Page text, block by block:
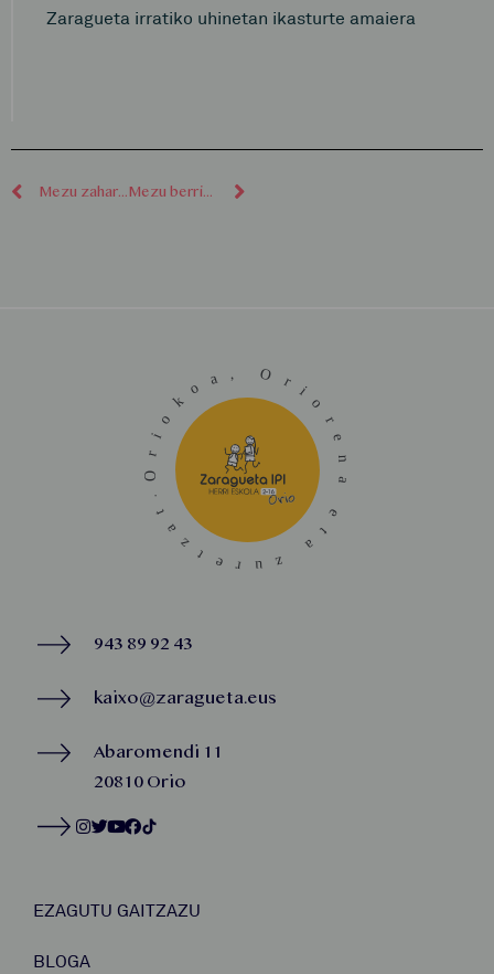
Zaragueta irratiko uhinetan ikasturte amaiera
Mezu zaharragoak Mezu berriagoak
943 89 92 43
kaixo@zaragueta.eus
Abaromendi 11
20810 Orio
EZAGUTU GAITZAZU
BLOGA